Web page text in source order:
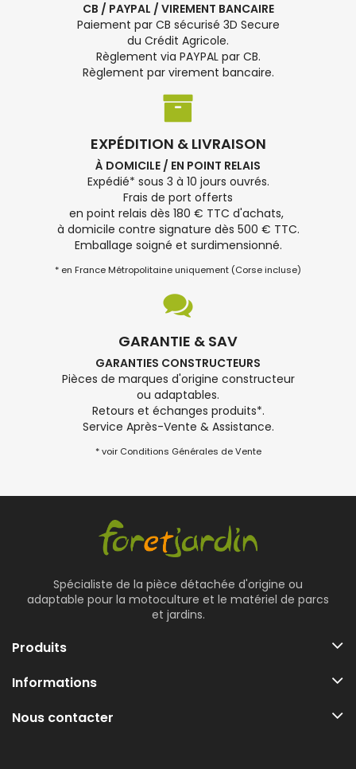
CB / PAYPAL / VIREMENT BANCAIRE
Paiement par CB sécurisé 3D Secure
du Crédit Agricole.
Règlement via PAYPAL par CB.
Règlement par virement bancaire.
EXPÉDITION & LIVRAISON
À DOMICILE / EN POINT RELAIS
Expédié* sous 3 à 10 jours ouvrés.
Frais de port offerts
en point relais dès 180 € TTC d'achats,
à domicile contre signature dès 500 € TTC.
Emballage soigné et surdimensionné.
* en France Métropolitaine uniquement (Corse incluse)
GARANTIE & SAV
GARANTIES CONSTRUCTEURS
Pièces de marques d'origine constructeur
ou adaptables.
Retours et échanges produits*.
Service Après-Vente & Assistance.
* voir Conditions Générales de Vente
Spécialiste de la pièce détachée d'origine ou
adaptable pour la motoculture et le matériel de parcs
et jardins.
Produits
Informations
Nous contacter